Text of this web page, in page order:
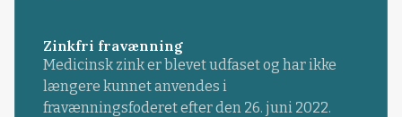
Zinkfri fravænning
Medicinsk zink er blevet udfaset og har ikke
længere kunnet anvendes i
fravænningsfoderet efter den 26. juni 2022.